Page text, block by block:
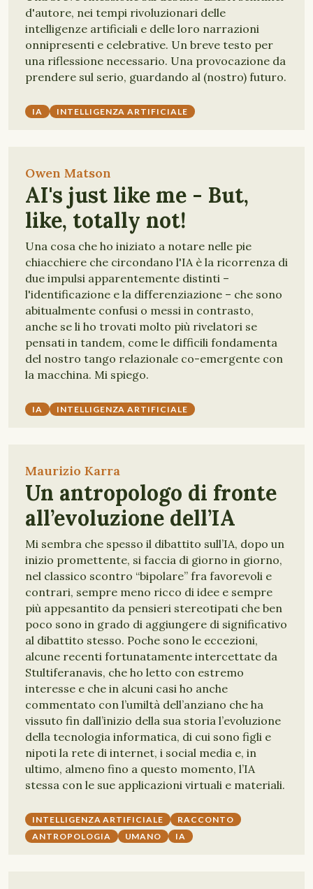
d'autore, nei tempi rivoluzionari delle
intelligenze artificiali e delle loro narrazioni
onnipresenti e celebrative. Un breve testo per
una riflessione necessario. Una provocazione da
prendere sul serio, guardando al (nostro) futuro.
IA INTELLIGENZA ARTIFICIALE
Owen Matson
AI's just like me - But,
like, totally not!
Una cosa che ho iniziato a notare nelle pie
chiacchiere che circondano l'IA è la ricorrenza di
due impulsi apparentemente distinti –
l'identificazione e la differenziazione – che sono
abitualmente confusi o messi in contrasto,
anche se li ho trovati molto più rivelatori se
pensati in tandem, come le difficili fondamenta
del nostro tango relazionale co-emergente con
la macchina. Mi spiego.
IA INTELLIGENZA ARTIFICIALE
Maurizio Karra
Un antropologo di fronte
all’evoluzione dell’IA
Mi sembra che spesso il dibattito sull’IA, dopo un
inizio promettente, si faccia di giorno in giorno,
nel classico scontro “bipolare” fra favorevoli e
contrari, sempre meno ricco di idee e sempre
più appesantito da pensieri stereotipati che ben
poco sono in grado di aggiungere di significativo
al dibattito stesso. Poche sono le eccezioni,
alcune recenti fortunatamente intercettate da
Stultiferanavis, che ho letto con estremo
interesse e che in alcuni casi ho anche
commentato con l’umiltà dell’anziano che ha
vissuto fin dall’inizio della sua storia l’evoluzione
della tecnologia informatica, di cui sono figli e
nipoti la rete di internet, i social media e, in
ultimo, almeno fino a questo momento, l’IA
stessa con le sue applicazioni virtuali e materiali.
INTELLIGENZA ARTIFICIALE
RACCONTO
ANTROPOLOGIA
UMANO IA